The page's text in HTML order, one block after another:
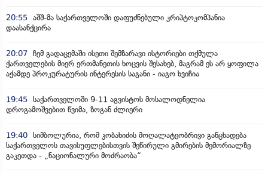
20:55 აშშ-მა საქართველოში დაფუძნებული კრიპტოკომპანია
დაასანქცირა
20:07 ჩემ გადაცემაში ისეთი შემზარავი ისტორიები თქმულა
ქართველების მიერ ერთმანეთის ხოცვის შესახებ, მაგრამ ეს არ ყოფილა
აქამდე პროკურატურის ინტერესის საგანი - იაგო ხვიჩია
19:45 საქართველოში 9-11 აგვისტოს მოსალოდნელია
დროგამოშვებით წვიმა, ზოგან ძლიერი
19:40 სიმბოლურია, რომ კობახიძის მოღალატეობრივი განცხადება
საქართველოს თავისუფლებისთვის შეწირული გმირების მემორიალზე
გაკეთდა - „ნაციონალური მოძრაობა“